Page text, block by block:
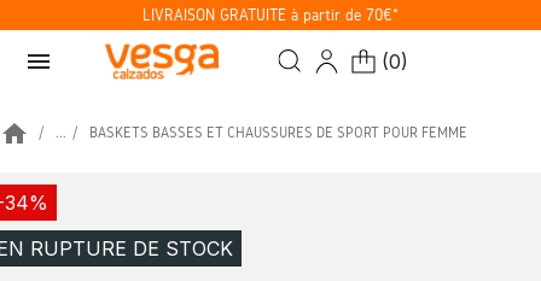
LIVRAISON GRATUITE à partir de 70€*
menu (0)
home ... BASKETS BASSES ET CHAUSSURES DE SPORT POUR FEMME
RUPTURE DE STOCK